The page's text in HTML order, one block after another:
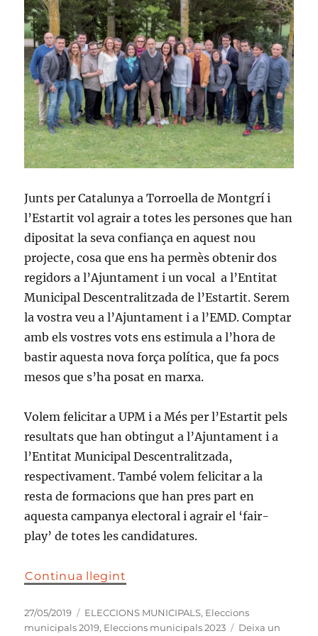
municipal
Junts per Catalunya a Torroella de Montgrí i
l’Estartit vol agrair a totes les persones que han
dipositat la seva confiança en aquest nou
projecte, cosa que ens ha permès obtenir dos
regidors a l’Ajuntament i un vocal a l’Entitat
Municipal Descentralitzada de l’Estartit. Serem
la vostra veu a l’Ajuntament i a l’EMD. Comptar
amb els vostres vots ens estimula a l’hora de
bastir aquesta nova força política, que fa pocs
mesos que s’ha posat en marxa.
Volem felicitar a UPM i a Més per l’Estartit pels
resultats que han obtingut a l’Ajuntament i a
l’Entitat Municipal Descentralitzada,
respectivament. També volem felicitar a la
resta de formacions que han pres part en
aquesta campanya electoral i agrair el ‘fair-
play’ de totes les candidatures.
Continua llegint
Publicat
el
27/05/2019 Categories
ELECCIONS MUNICIPALS, Eleccions
municipals 2019, Eleccions municipals 2023
Deixa un